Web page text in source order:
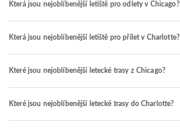
Která jsou nejoblíbenější letiště pro odlety v Chicago?
Která jsou nejoblíbenější letiště pro přílet v Charlotte?
Které jsou nejoblíbenější letecké trasy z Chicago?
Které jsou nejoblíbenější letecké trasy do Charlotte?